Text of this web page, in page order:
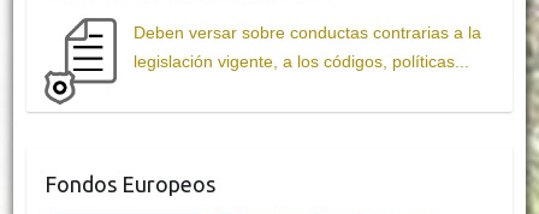
Deben versar sobre conductas contrarias a la
legislación vigente, a los códigos, políticas...
Fondos Europeos